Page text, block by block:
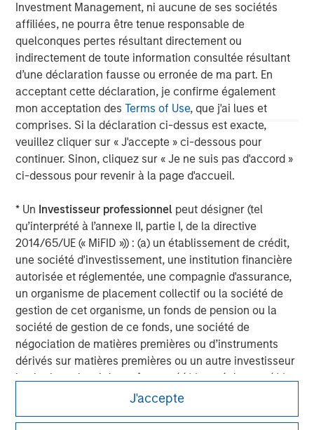
Investment Management, ni aucune de ses sociétés
affiliées, ne pourra être tenue responsable de
quelconques pertes résultant directement ou
indirectement de toute information consultée résultant
d’une déclaration fausse ou erronée de ma part. En
acceptant cette déclaration, je confirme également
mon acceptation desTerms of Use, que j'ai lues et
comprises. Si la déclaration ci-dessus est exacte,
veuillez cliquer sur « J'accepte » ci-dessous pour
continuer. Sinon, cliquez sur « Je ne suis pas d'accord »
ci-dessous pour revenir à la page d'accueil.
* Un Investisseur professionnel peut désigner (tel
qu’interprété à l’annexe II, partie I, de la directive
2014/65/UE (« MiFID »)) : (a) un établissement de crédit,
une société d'investissement, une institution financière
autorisée et réglementée, une compagnie d'assurance,
un organisme de placement collectif ou la société de
gestion de cet organisme, un fonds de pension ou la
société de gestion de ce fonds, une société de
négociation de matières premières ou d’instruments
dérivés sur matières premières ou un autre investisseur
institutionnel, qui devra être agréé(e) ou réglementé(e)
pour opérer sur les marchés financiers ; (b) une grande
J'accepte
Morgan Stanley (NYSE: MS) is a leading global financial
services firm providing a wide range of investment
banking, securities, wealth management and investment
management services. With offices in 41 countries, the
Firm's employees serve clients worldwide including
corporations, governments, institutions, and individuals.
For more information about Morgan Stanley, please visit
www.morganstanley.com